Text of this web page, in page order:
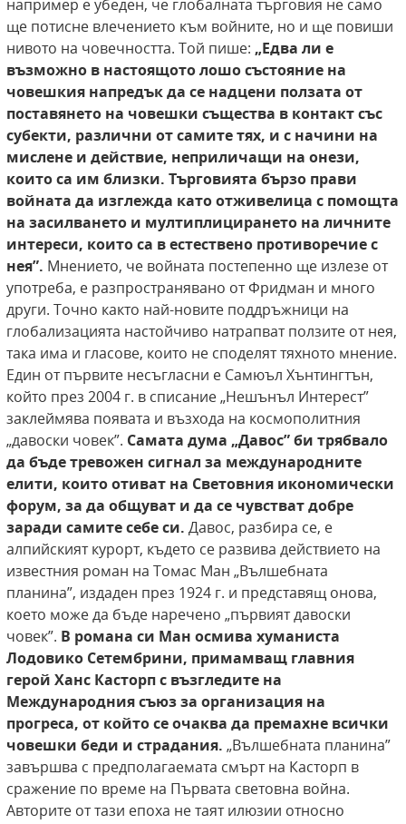
например е убеден, че глобалната търговия не само
ще потисне влечението към войните, но и ще повиши
нивото на човечността. Той пише: „Едва ли е
възможно в настоящотолошо състояние на
човешкия напредък да се надцени ползата от
поставянето на човешки същества в контакт със
субекти, различни отсамите тях, и с начини на
мислене и действие, неприличащи на онези,
които са им близки. Търговията бързо прави
войната да изглежда катоотживелица с помощта
на засилването и мултиплицирането на личните
интереси, коитоса в естествено противоречие с
нея”. Мнението, че войната постепенно ще излезе от
употреба, е разпространявано от Фридман и много
други. Точно както най-новите поддръжници на
глобализацията настойчиво натрапват ползите от нея,
така има и гласове, които не споделят тяхното мнение.
Един от първите несъгласни е Самюъл Хънтингтън,
който през 2004 г. в списание „Нешънъл Интерест”
заклеймява появата и възхода на космополитния
„давоски човек”. Самата дума „Давос” би трябвало
да бъдетревожен сигнал за международните
елити, които отиват на Световния икономически
форум, за да общуват и да се чувстват добре
заради самите себе си. Давос, разбира се, е
алпийският курорт, където се развива действието на
известния роман на Томас Ман „Вълшебната
планина”, издаден през 1924 г. и представящ онова,
което може да бъде наречено „първият давоски
човек”. В романа си Ман осмива хуманиста
Лодовико Сетембрини, примамващ главния
герой Ханс Касторп с възгледите на
Международния съюз за организация на
прогреса, от който се очаква да премахне всички
човешки беди и страдания. „Вълшебната планина”
завършва с предполагаемата смърт на Касторп в
сражение по време на Първата световна война.
Авторите от тази епоха не таят илюзии относно